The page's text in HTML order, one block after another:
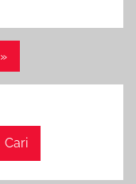
Next
»
Cari